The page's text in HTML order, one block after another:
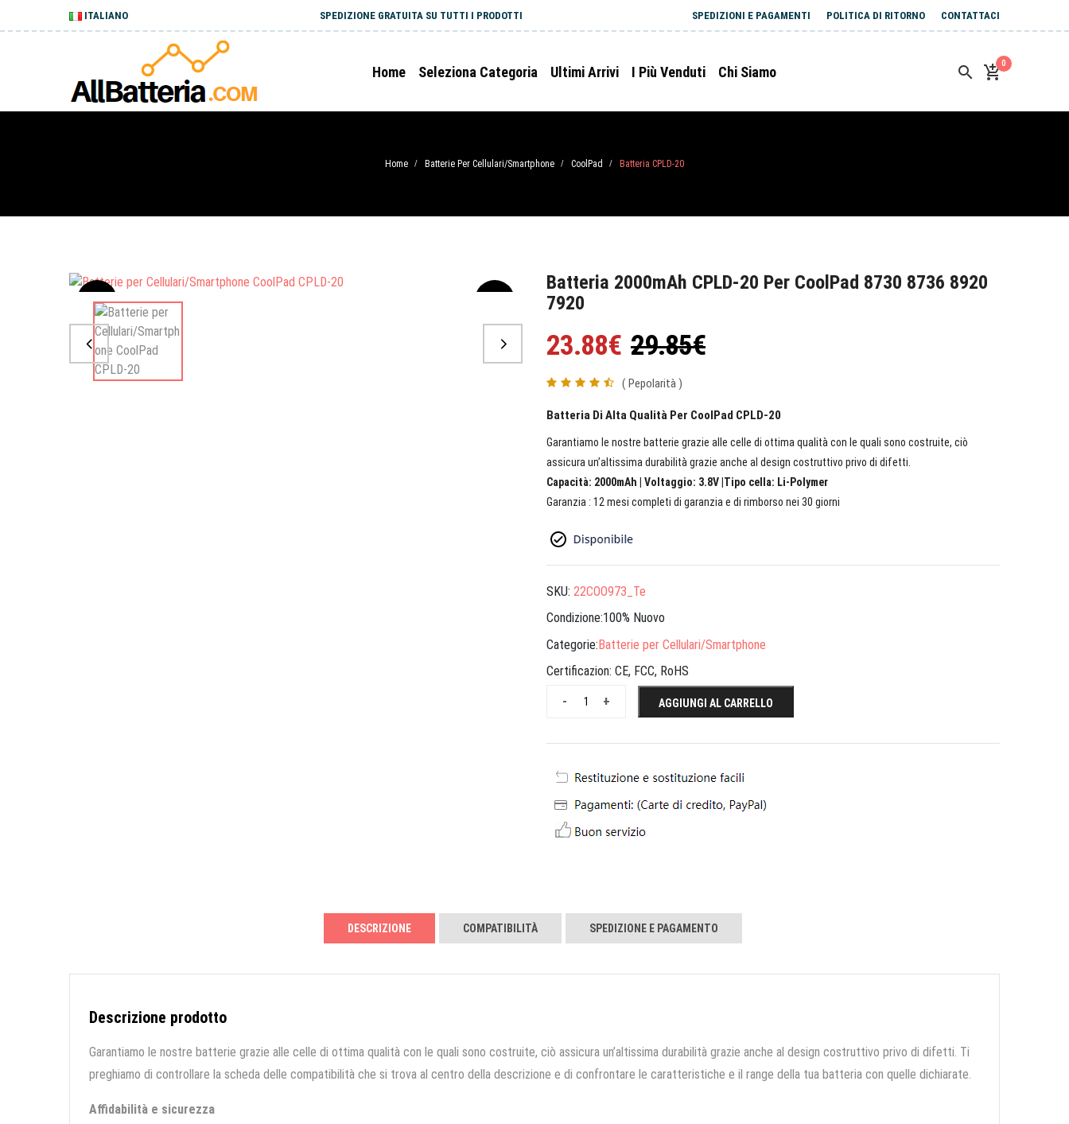
ITALIANO SPEDIZIONE GRATUITA SU TUTTI I PRODOTTI SPEDIZIONI E PAGAMENTI POLITICA DI RITORNO CONTATTACI
Home Seleziona Categoria Ultimi Arrivi I Più Venduti Chi Siamo
0
Home / Batterie Per Cellulari/Smartphone / CoolPad / Batteria CPLD-20
Sale
Batteria 2000mAh CPLD-20 Per CoolPad 8730 8736 8920
7920
23.88€ 29.85€
( Pepolarità )
Batteria Di Alta Qualità Per CoolPad CPLD-20
Garantiamo le nostre batterie grazie alle celle di ottima qualità con le quali sono costruite, ciò
assicura un’altissima durabilità grazie anche al design costruttivo privo di difetti.
Capacità: 2000mAh | Voltaggio: 3.8V |Tipo cella: Li-Polymer
Garanzia : 12 mesi completi di garanzia e di rimborso nei 30 giorni
SKU: 22COO973_Te
Condizione:100% Nuovo
Categorie:Batterie per Cellulari/Smartphone
Certificazion: CE, FCC, RoHS
+
- AGGIUNGI AL CARRELLO
DESCRIZIONE COMPATIBILITÀ SPEDIZIONE E PAGAMENTO
Descrizione prodotto
Garantiamo le nostre batterie grazie alle celle di ottima qualità con le quali sono costruite, ciò assicura un’altissima durabilità grazie anche al design costruttivo privo di difetti. Ti
preghiamo di controllare la scheda delle compatibilità che si trova al centro della descrizione e di confrontare le caratteristiche e il range della tua batteria con quelle dichiarate.
Affidabilità e sicurezza